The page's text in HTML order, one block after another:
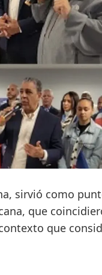
sirvió como
que
que